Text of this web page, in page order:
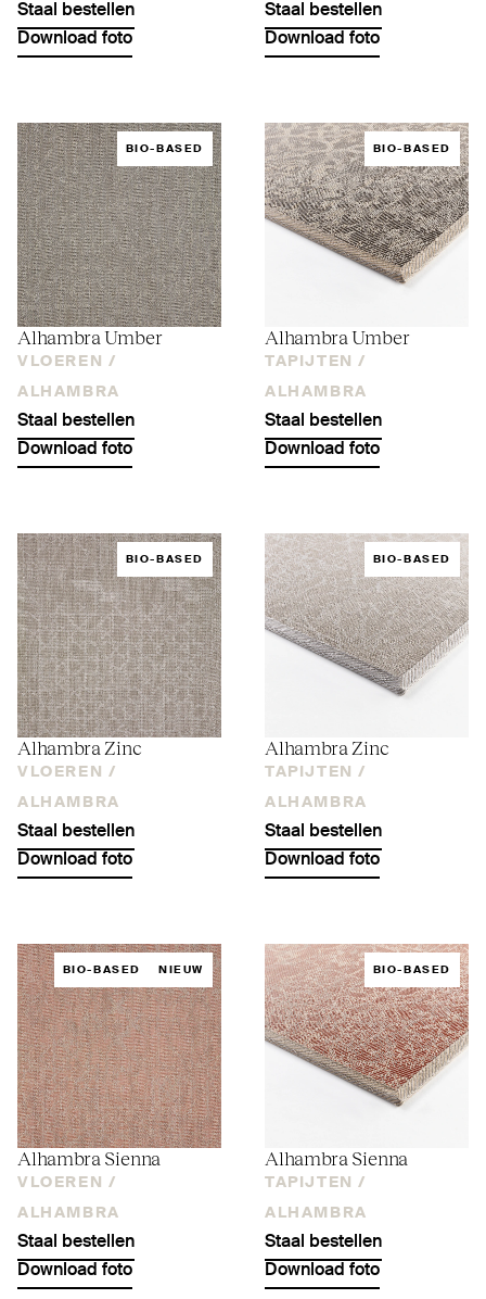
Staal bestellen
Download foto
Staal bestellen
Download foto
BIO-BASED
Alhambra Umber
VLOEREN /
ALHAMBRA
Staal bestellen
Download foto
BIO-BASED
Alhambra Umber
TAPIJTEN /
ALHAMBRA
Staal bestellen
Download foto
BIO-BASED
Alhambra Zinc
VLOEREN /
ALHAMBRA
Staal bestellen
Download foto
BIO-BASED
Alhambra Zinc
TAPIJTEN /
ALHAMBRA
Staal bestellen
Download foto
BIO-BASED NIEUW
Alhambra Sienna
VLOEREN /
ALHAMBRA
Staal bestellen
Download foto
BIO-BASED
Alhambra Sienna
TAPIJTEN /
ALHAMBRA
Staal bestellen
Download foto